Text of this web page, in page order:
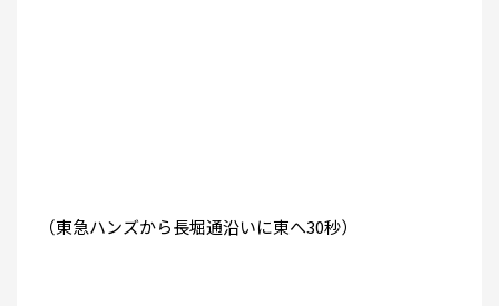
（東急ハンズから長堀通沿いに東へ30秒）